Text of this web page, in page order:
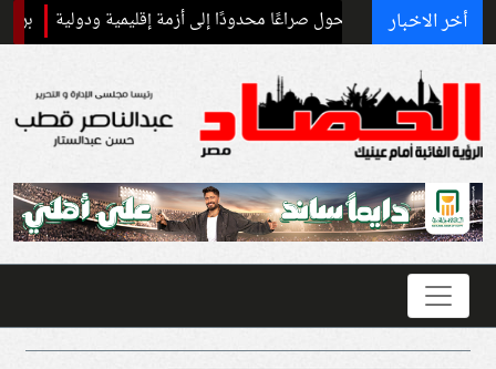
أخر الاخبار
قد يحول صراعًا محدودًا إلى أزمة إقليمية ودولية برنامج غذائي